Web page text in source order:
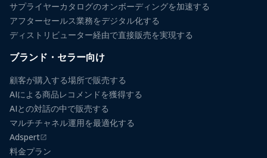
サプライヤーカタログのオンボーディングを加速する
アフターセールス業務をデジタル化する
ディストリビューター経由で直接販売を実現する
ブランド・セラー向け
顧客が購入する場所で販売する
AIによる商品レコメンドを獲得する
AIとの対話の中で販売する
マルチチャネル運用を最適化する
Adspert
（新しいタブで開きます）
料金プラン